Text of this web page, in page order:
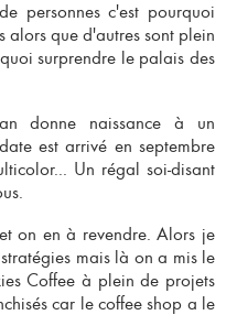
personnes c'est pourquoi
alors que d'autres sont plein
surprendre le palais des
donne naissance à un
est arrivé en septembre
Un régal soi-disant
on en à revendre. Alors je
mais là on a mis le
Coffee à plein de projets
car le coffee shop a le